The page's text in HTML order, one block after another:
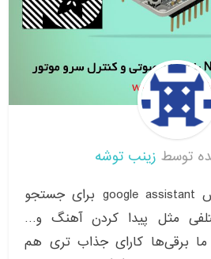
توسط زینب توشه
اکثر کاربرها از سرویس google assistant برای جستجو
مثل پیدا کردن آهنگ و…
ما برقی‌ها کارای جذاب تری هم